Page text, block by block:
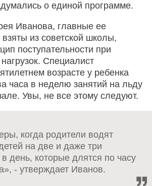
о единой программе.
Иванова, главные ее
из советской школы,
поступательности при
Специалист
возрасте у ребенка
часа в неделю занятий на льду
Увы, не все этому следуют.
когда родители водят
на две и даже три
день, которые длятся по часу
- утверждает Иванов.